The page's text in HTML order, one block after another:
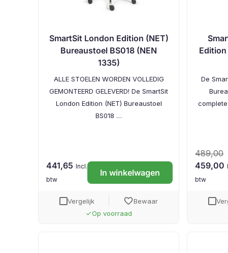
SmartSit London Edition (NET)
Bureaustoel BS018 (NEN
1335)
ALLE STOELEN WORDEN VOLLEDIG
GEMONTEERD GELEVERD! De SmartSit
London Edition (NET) Bureaustoel
BS018 …
441,65 Incl.
btw
In winkelwagen
Vergelijk favoriteBewaar
doneOp voorraad
De
489,00
459,00
btw